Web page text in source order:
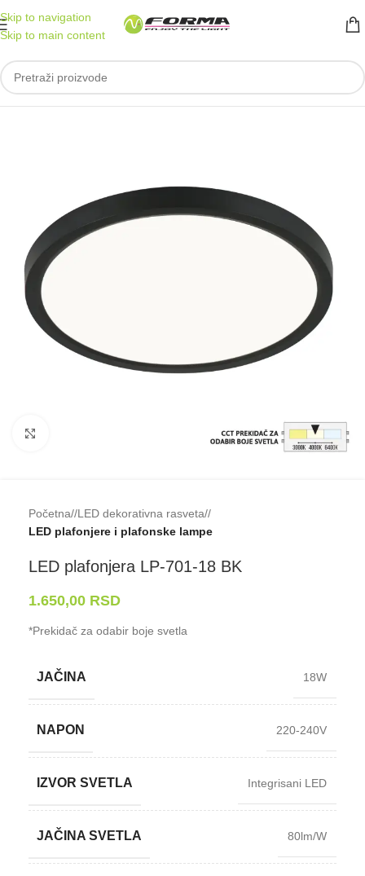
Skip to navigation
Skip to main content
Početna/ LED dekorativna rasveta/
LED plafonjere i plafonske lampe
LED plafonjera LP-⁠701-⁠18 BK
1.650,00 RSD
*Prekidač za odabir boje svetla
JAČINA 18W
NAPON 220-240V
IZVOR SVETLA Integrisani LED
JAČINA SVETLA 80lm/W